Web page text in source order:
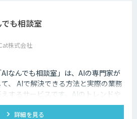
も相談室
株式会社
なんでも相談室」は、AIの専門家が
、 AIで解決できる方法と実際の業務
するサービスです。AIのトレンドや
社にあった活用を安価にクイックに
詳細を見る